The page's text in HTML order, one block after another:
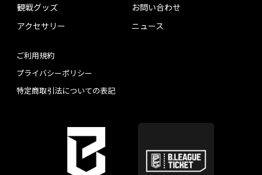
観戦グッズ
アクセサリー
お問い合わせ
ニュース
ご利用規約
プライバシーポリシー
特定商取引法についての表記